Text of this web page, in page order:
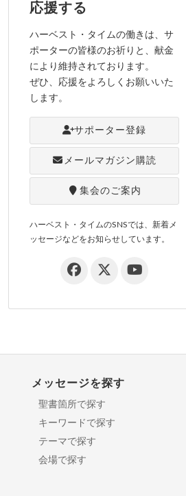
応援する
ハーベスト・タイムの働きは、サ
ポーターの皆様のお祈りと、献金
により維持されております。
ぜひ、応援をよろしくお願いいた
します。
サポーター登録
メールマガジン購読
集会のご案内
ハーベスト・タイムのSNSでは、新着メ
ッセージなどをお知らせしています。
メッセージを探す
聖書箇所で探す
キーワードで探す
テーマで探す
会場で探す